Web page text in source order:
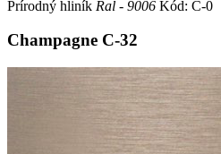
Prírodný hliník Ral - 9006 Kód: C-0
Champagne C-32